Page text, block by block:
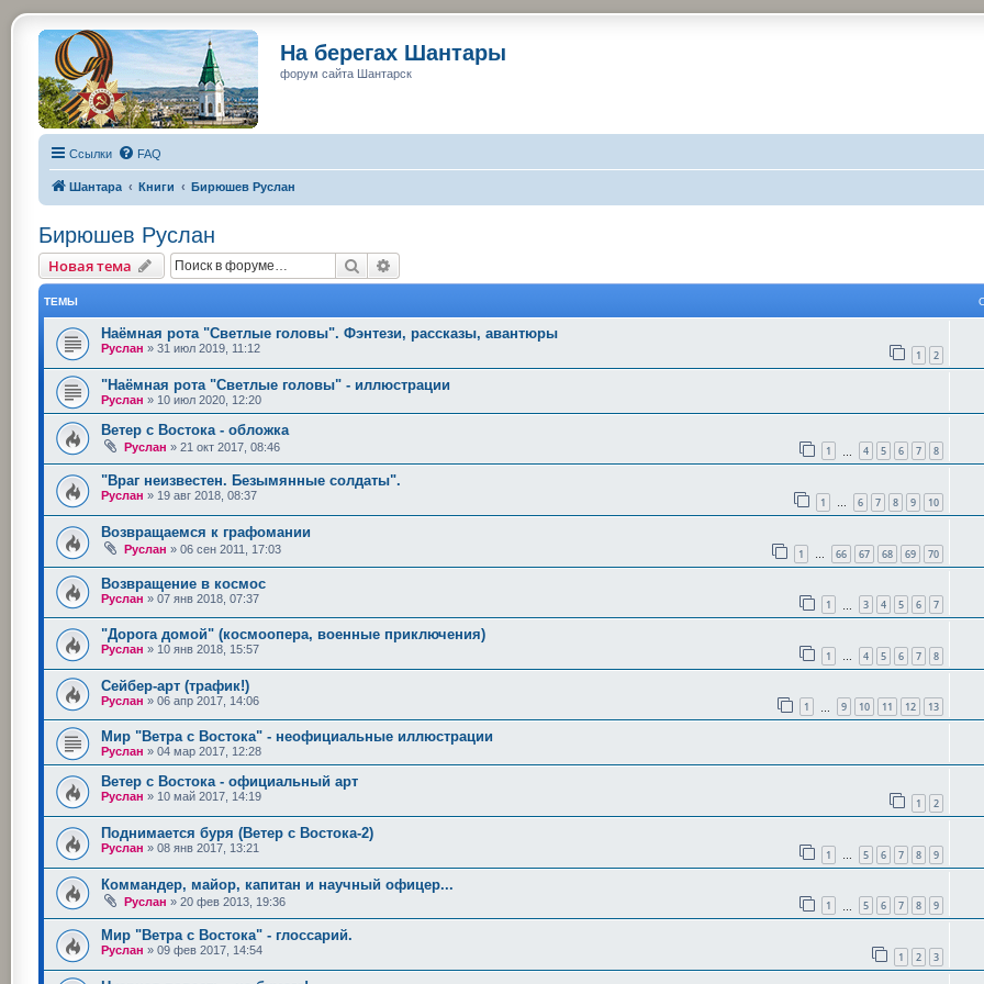
На берегах Шантары
форум сайта Шантарск
Ссылки FAQ
Шантара Книги Бирюшев Руслан
Бирюшев Руслан
Новая тема Поиск
ТЕМЫ
Наёмная рота "Светлые головы". Фэнтези, рассказы, авантюры
Руслан » 31 июл 2019, 11:12 1 2
"Наёмная рота "Светлые головы" - иллюстрации
Руслан » 10 июл 2020, 12:20
Ветер с Востока - обложка
Руслан » 21 окт 2017, 08:46 1 4 5 6 7 8
"Враг неизвестен. Безымянные солдаты".
Руслан » 19 авг 2018, 08:37 1 … 6 7 8 9 10
Возвращаемся к графомании
Руслан » 06 сен 2011, 17:03 1 … 66 67 68 69 70
Возвращение в космос
Руслан » 07 янв 2018, 07:37 1 3 4 5 6 7
"Дорога домой" (космоопера, военные приключения)
Руслан » 10 янв 2018, 15:57 1 … 4 5 6 7 8
Сейбер-арт (трафик!)
Руслан » 06 апр 2017, 14:06 1 9 10 11 12 13
Мир "Ветра с Востока" - неофициальные иллюстрации
Руслан » 04 мар 2017, 12:28
Ветер с Востока - официальный арт
Руслан » 10 май 2017, 14:19 1 2
Поднимается буря (Ветер с Востока-2)
Руслан » 08 янв 2017, 13:21 1 … 5 6 7 8 9
Коммандер, майор, капитан и научный офицер...
Руслан » 20 фев 2013, 19:36 1 5 6 7 8 9
Мир "Ветра с Востока" - глоссарий.
Руслан » 09 фев 2017, 14:54 1 2 3